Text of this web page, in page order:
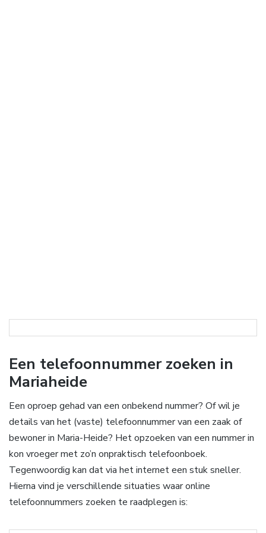
Een telefoonnummer zoeken in
Mariaheide
Een oproep gehad van een onbekend nummer? Of wil je
details van het (vaste) telefoonnummer van een zaak of
bewoner in Maria-Heide? Het opzoeken van een nummer in
kon vroeger met zo’n onpraktisch telefoonboek.
Tegenwoordig kan dat via het internet een stuk sneller.
Hierna vind je verschillende situaties waar online
telefoonnummers zoeken te raadplegen is: